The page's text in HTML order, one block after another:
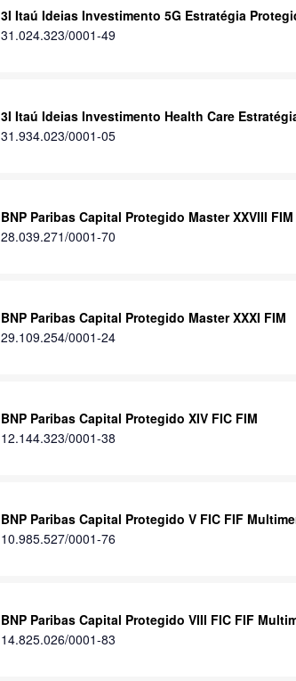
3I Itaú Ideias Investimento 5G Estratégia
31.024.323/0001-49
3I Itaú Ideias Investimento Health Care
31.934.023/0001-05
BNP Paribas Capital Protegido Master XXVIII FIM
28.039.271/0001-70
BNP Paribas Capital Protegido Master XXXI FIM
29.109.254/0001-24
BNP Paribas Capital Protegido XIV FIC FIM
12.144.323/0001-38
BNP Paribas Capital Protegido V FIC FIF
10.985.527/0001-76
BNP Paribas Capital Protegido VIII FIC FIF
14.825.026/0001-83